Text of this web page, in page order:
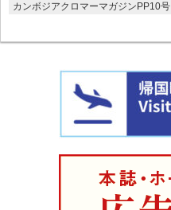
カンボジアクロマーマガジンPP10号